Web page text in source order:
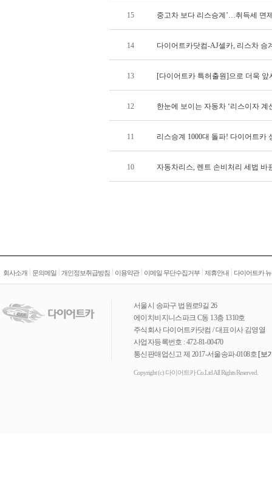
15 중고차 보다 리스승계’…취득세 면
14 다이어트카닷컴-AJ셀카, 리스차 승
13 [다이어트카 특허출원]으로 더욱 앞
12 한눈에 보이는 자동차 ‘리스이자 계
11 리스승계 1000대 돌파! 다이어트카
10 자동차리스, 렌트 손비처리 세법 바
회사소개 문의메일 개인정보취급방침 이용약관| 이메일 무단수집거부 제휴안내 다이어트카
서울시 송파구 법원로9길 26
에이치비지니스파크 C동 13층 1310호
주식회사 다이어트카닷컴 / 대표이사 김영열
사업자등록번호 : 472-81-00470
통신판매업신고 제 2017-서울송파-0108호 [보
Copyright (c) 다이어트카 Co.Ltd All Rights Reserved.